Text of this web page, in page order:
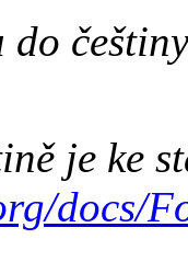
je ke
docs/